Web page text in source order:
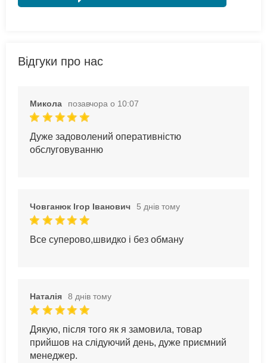
Відгуки про нас
Микола позавчора о 10:07
Дуже задоволений оперативністю
обслуговуванню
Човганюк Ігор Іванович 5 днів тому
Все суперово,швидко і без обману
Наталія 8 днів тому
Дякую, після того як я замовила, товар
прийшов на слідуючий день, дуже приємний
менеджер.